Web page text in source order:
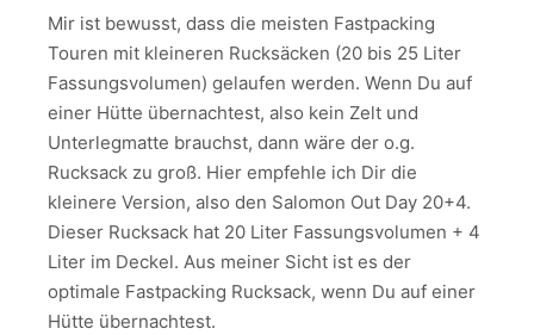
Mir ist bewusst, dass die meisten Fastpacking
Touren mit kleineren Rucksäcken (20 bis 25 Liter
Fassungsvolumen) gelaufen werden. Wenn Du auf
einer Hütte übernachtest, also kein Zelt und
Unterlegmatte brauchst, dann wäre der o.g.
Rucksack zu groß. Hier empfehle ich Dir die
kleinere Version, also den Salomon Out Day 20+4.
Dieser Rucksack hat 20 Liter Fassungsvolumen + 4
Liter im Deckel. Aus meiner Sicht ist es der
optimale Fastpacking Rucksack, wenn Du auf einer
Hütte übernachtest.